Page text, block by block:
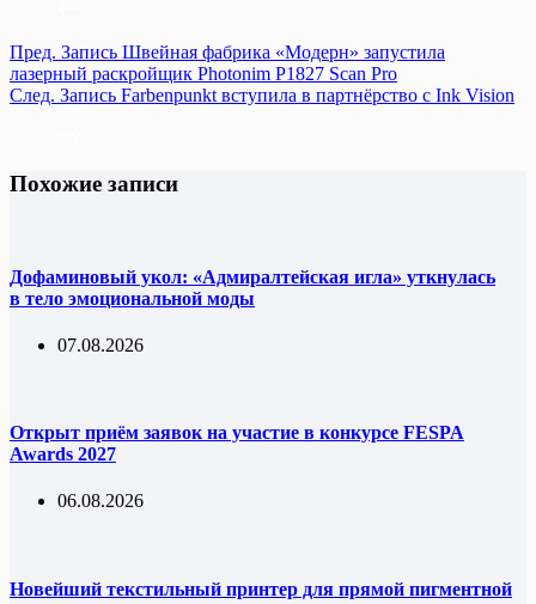
Пред. Запись Швейная фабрика «Модерн» запустила
лазерный раскройщик Photonim P1827 Scan Pro
След. Запись Farbenpunkt вступила в партнёрство с Ink Vision
Похожие записи
Дофаминовый укол: «Адмиралтейская игла» уткнулась
в тело эмоциональной моды
07.08.2026
Открыт приём заявок на участие в конкурсе FESPA
Awards 2027
06.08.2026
Новейший текстильный принтер для прямой пигментной